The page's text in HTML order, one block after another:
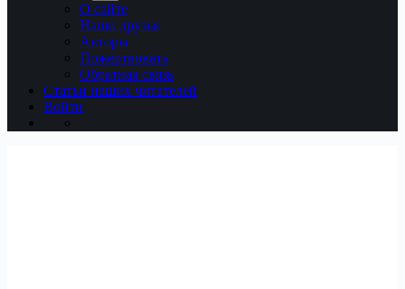
О сайте
Наши друзья
Авторы
Пожертвовать
Обратная связь
Статьи наших читателей
Войти